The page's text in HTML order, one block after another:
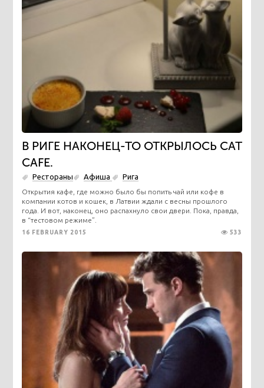
В РИГЕ НАКОНЕЦ-ТО ОТКРЫЛОСЬ СAT
CAFE.
Рестораны Афиша Рига
Открытия кафе, где можно было бы попить чай или кофе в
компании котов и кошек, в Латвии ждали с весны прошлого
года. И вот, наконец, оно распахнуло свои двери. Пока, правда,
в “тестовом режиме”.
16 FEBRUARY 2015 533